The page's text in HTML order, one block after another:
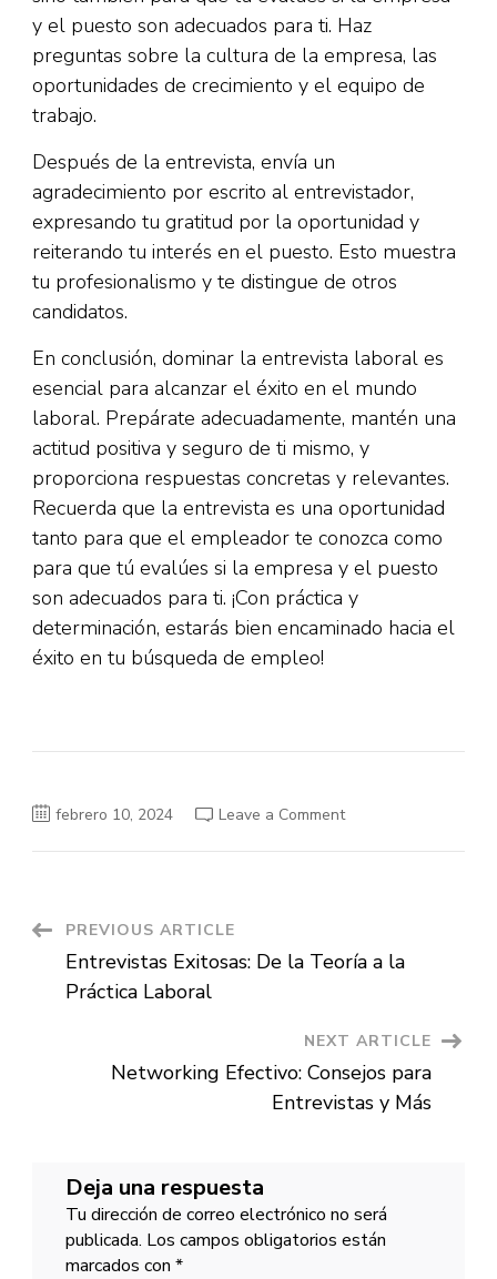
y el puesto son adecuados para ti. Haz
preguntas sobre la cultura de la empresa, las
oportunidades de crecimiento y el equipo de
trabajo.
Después de la entrevista, envía un
agradecimiento por escrito al entrevistador,
expresando tu gratitud por la oportunidad y
reiterando tu interés en el puesto. Esto muestra
tu profesionalismo y te distingue de otros
candidatos.
En conclusión, dominar la entrevista laboral es
esencial para alcanzar el éxito en el mundo
laboral. Prepárate adecuadamente, mantén una
actitud positiva y seguro de ti mismo, y
proporciona respuestas concretas y relevantes.
Recuerda que la entrevista es una oportunidad
tanto para que el empleador te conozca como
para que tú evalúes si la empresa y el puesto
son adecuados para ti. ¡Con práctica y
determinación, estarás bien encaminado hacia el
éxito en tu búsqueda de empleo!
febrero 10, 2024 Leave a Commenton
Post
Navigation
PREVIOUS ARTICLE
Entrevistas Exitosas: De la Teoría a la
Práctica Laboral
NEXT ARTICLE
Networking Efectivo: Consejos para
Entrevistas y Más
Deja una respuesta
Tu dirección de correo electrónico no será
publicada. Los campos obligatorios están
marcados con *